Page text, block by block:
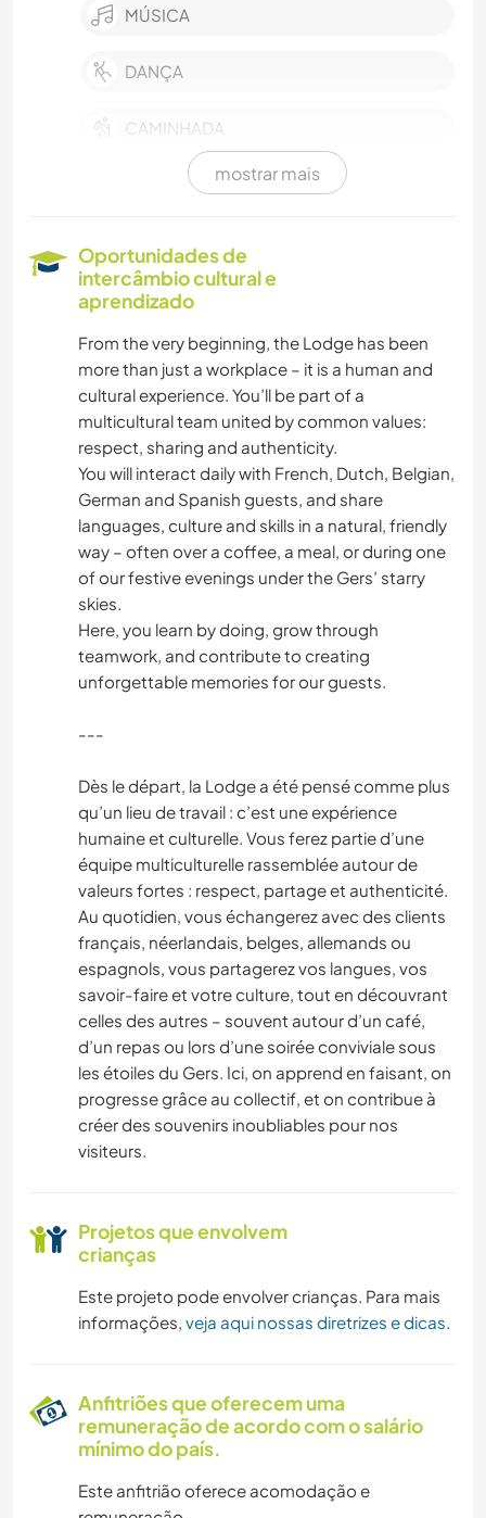
MÚSICA
DANÇA
CAMINHADA
CAMPING
EVENTOS E SOCIAL
SUSTENTABILIDADE
CULTURA
ARTE E DESIGN
ARQUITETURA
PRAIA
VELEJAR/NAVEGAR
YOGA/BEM-ESTAR
mostrar mais
Oportunidades de
intercâmbio cultural e
aprendizado
From the very beginning, the Lodge has been
more than just a workplace – it is a human and
cultural experience. You’ll be part of a
multicultural team united by common values:
respect, sharing and authenticity.
You will interact daily with French, Dutch, Belgian,
German and Spanish guests, and share
languages, culture and skills in a natural, friendly
way – often over a coffee, a meal, or during one
of our festive evenings under the Gers’ starry
skies.
Here, you learn by doing, grow through
teamwork, and contribute to creating
unforgettable memories for our guests.
---
Dès le départ, la Lodge a été pensé comme plus
qu’un lieu de travail : c’est une expérience
humaine et culturelle. Vous ferez partie d’une
équipe multiculturelle rassemblée autour de
valeurs fortes : respect, partage et authenticité.
Au quotidien, vous échangerez avec des clients
français, néerlandais, belges, allemands ou
espagnols, vous partagerez vos langues, vos
savoir-faire et votre culture, tout en découvrant
celles des autres – souvent autour d’un café,
d’un repas ou lors d’une soirée conviviale sous
les étoiles du Gers. Ici, on apprend en faisant, on
progresse grâce au collectif, et on contribue à
créer des souvenirs inoubliables pour nos
visiteurs.
Projetos que envolvem
crianças
Este projeto pode envolver crianças. Para mais
informações, veja aqui nossas diretrizes e dicas.
Anfitriões que oferecem uma
remuneração de acordo com o salário
mínimo do país.
Este anfitrião oferece acomodação e